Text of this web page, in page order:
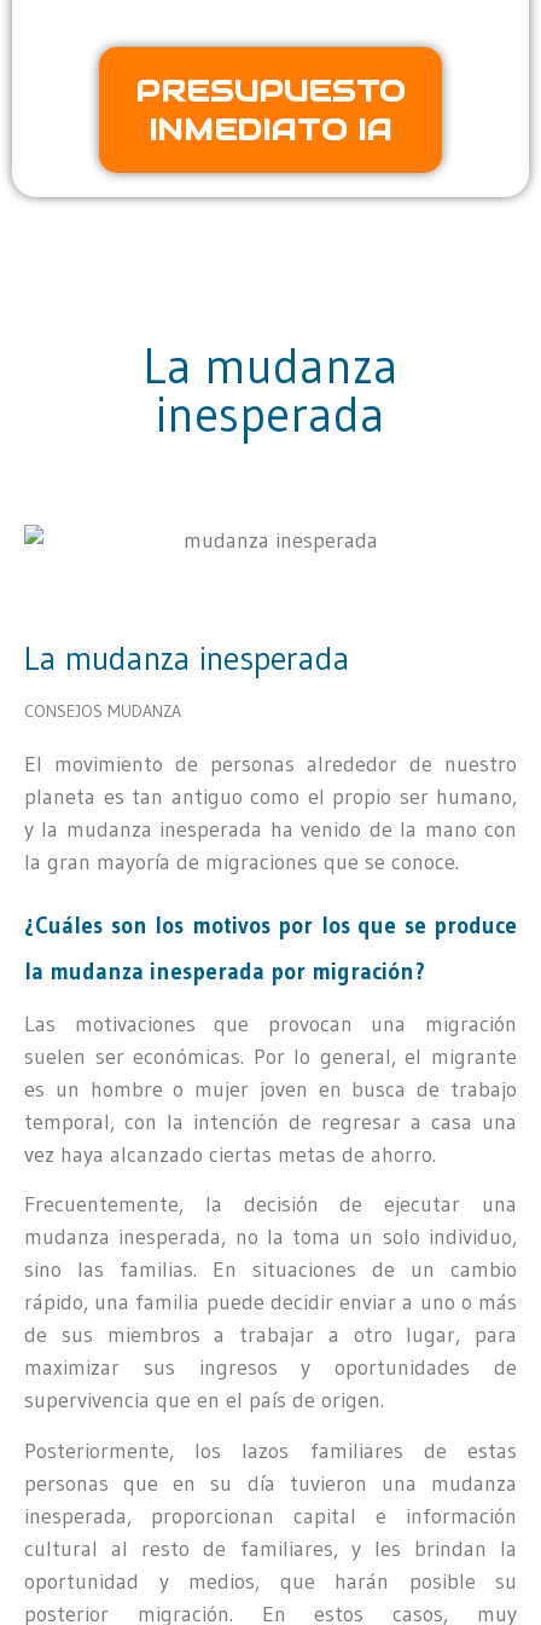
PRESUPUESTO
INMEDIATO IA
La mudanza
inesperada
La mudanza inesperada
CONSEJOS MUDANZA
El movimiento de personas alrededor de nuestro
planeta es tan antiguo como el propio ser humano,
y la mudanza inesperada ha venido de la mano con
la gran mayoría de migraciones que se conoce.
¿Cuáles son los motivos por los que se produce
la mudanza inesperada por migración?
Las motivaciones que provocan una migración
suelen ser económicas. Por lo general, el migrante
es un hombre o mujer joven en busca de trabajo
temporal, con la intención de regresar a casa una
vez haya alcanzado ciertas metas de ahorro.
Frecuentemente, la decisión de ejecutar una
mudanza inesperada, no la toma un solo individuo,
sino las familias. En situaciones de un cambio
rápido, una familia puede decidir enviar a uno o más
de sus miembros a trabajar a otro lugar, para
maximizar sus ingresos y oportunidades de
supervivencia que en el país de origen.
Posteriormente, los lazos familiares de estas
personas que en su día tuvieron una mudanza
inesperada, proporcionan capital e información
cultural al resto de familiares, y les brindan la
oportunidad y medios, que harán posible su
posterior migración. En estos casos, muy